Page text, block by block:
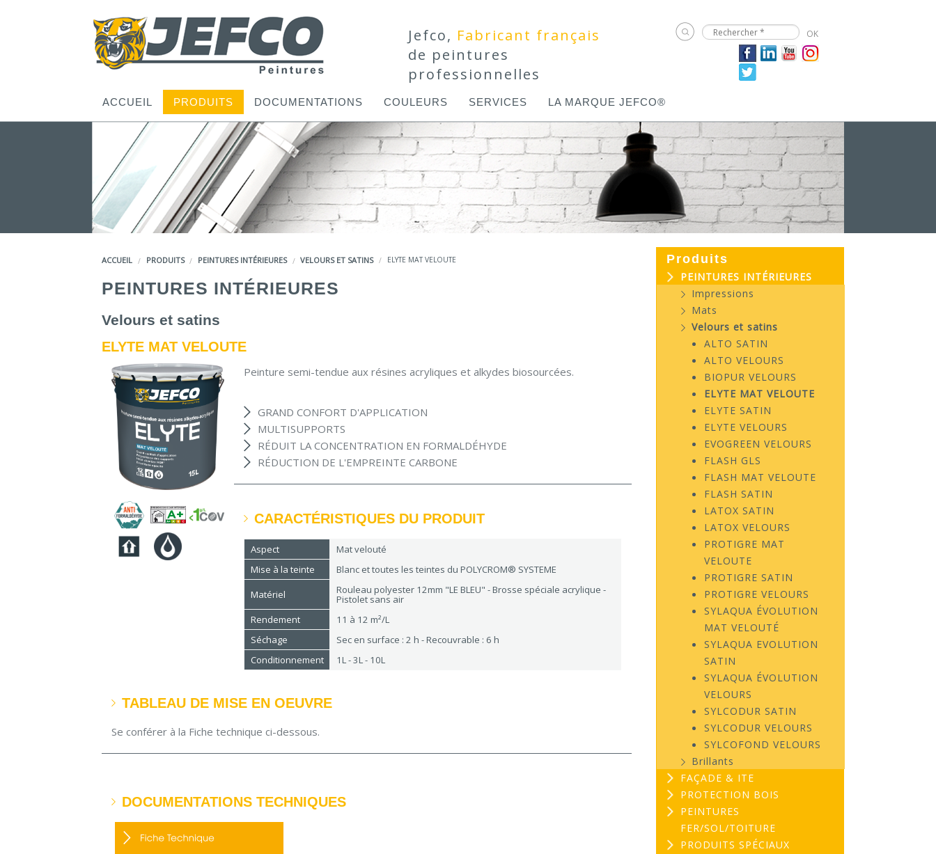
Jefco, Fabricant français
de peintures
professionnelles
ACCUEIL PRODUITS DOCUMENTATIONS COULEURS SERVICES LA MARQUE JEFCO®
ACCUEIL PRODUITS PEINTURES INTÉRIEURES VELOURS ET SATINS ELYTE MAT VELOUTE
PEINTURES INTÉRIEURES
Velours et satins
ELYTE MAT VELOUTE
Peinture semi-tendue aux résines acryliques et alkydes biosourcées.
GRAND CONFORT D'APPLICATION
MULTISUPPORTS
RÉDUIT LA CONCENTRATION EN FORMALDÉHYDE
RÉDUCTION DE L'EMPREINTE CARBONE
CARACTÉRISTIQUES DU PRODUIT
Aspect
Mat velouté
Mise à la teinte
Blanc et toutes les teintes du POLYCROM® SYSTEME
Matériel
Rouleau polyester 12mm "LE BLEU" - Brosse spéciale acrylique -
Pistolet sans air
Rendement
11 à 12 m²/L
Séchage
Sec en surface : 2 h - Recouvrable : 6 h
Conditionnement
1L - 3L - 10L
TABLEAU DE MISE EN OEUVRE
Se conférer à la Fiche technique ci-dessous.
DOCUMENTATIONS TECHNIQUES
Produits
PEINTURES INTÉRIEURES
Impressions
Mats
Velours et satins
ALTO SATIN
ALTO VELOURS
BIOPUR VELOURS
ELYTE MAT VELOUTE
ELYTE SATIN
ELYTE VELOURS
EVOGREEN VELOURS
FLASH GLS
FLASH MAT VELOUTE
FLASH SATIN
LATOX SATIN
LATOX VELOURS
PROTIGRE MAT
VELOUTE
PROTIGRE SATIN
PROTIGRE VELOURS
SYLAQUA ÉVOLUTION
MAT VELOUTÉ
SYLAQUA EVOLUTION
SATIN
SYLAQUA ÉVOLUTION
VELOURS
SYLCODUR SATIN
SYLCODUR VELOURS
SYLCOFOND VELOURS
Brillants
FAÇADE & ITE
PROTECTION BOIS
PEINTURES
FER/SOL/TOITURE
PRODUITS SPÉCIAUX